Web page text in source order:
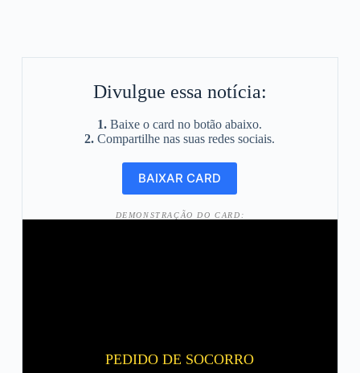
Divulgue essa notícia:
1. Baixe o card no botão abaixo.
2. Compartilhe nas suas redes sociais.
DEMONSTRAÇÃO DO CARD:
PEDIDO DE SOCORRO